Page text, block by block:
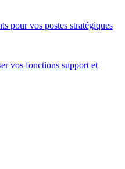
pour vos postes stratégiques
vos fonctions support et